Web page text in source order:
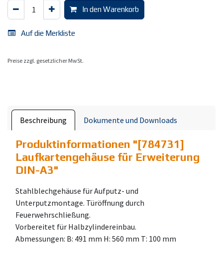
In den Warenkorb
Auf die Merkliste
Preise zzgl. gesetzlicher MwSt.
Beschreibung Dokumente und Downloads
Produktinformationen "[784731]
Laufkartengehäuse für Erweiterung
DIN-A3"
Stahlblechgehäuse für Aufputz- und
Unterputzmontage. Türöffnung durch
Feuerwehrschließung.
Vorbereitet für Halbzylindereinbau.
Abmessungen: B: 491 mm H: 560 mm T: 100 mm